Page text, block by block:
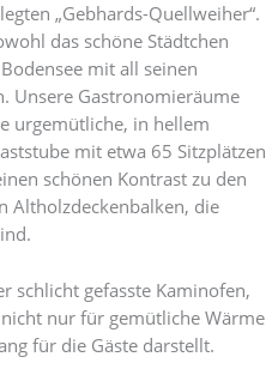
„Gebhards-Quellweiher“.
das schöne Städtchen
mit all seinen
Unsere Gastronomieräume
urgemütliche, in hellem
mit etwa 65 Sitzplätzen
schönen Kontrast zu den
Altholzdeckenbalken, die
schlicht gefasste Kaminofen,
nur für gemütliche Wärme
für die Gäste darstellt.